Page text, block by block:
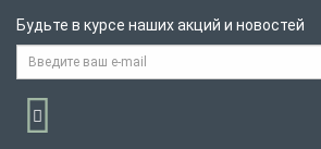
Будьте в курсе наших акций и новостей